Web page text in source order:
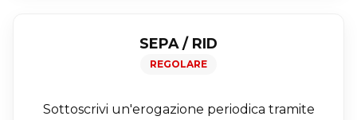
SEPA / RID
REGOLARE
Sottoscrivi un'erogazione periodica tramite